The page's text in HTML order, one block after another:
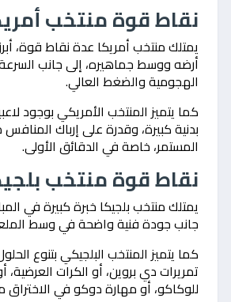
نقاط قوة منتخب
يمتلك منتخب أمريكا عدة نقاط قوة،
أرضه ووسط جماهيره، إلى جانب
الهجومية والضغط العالي.
كما يتميز المنتخب الأمريكي بوجود
بدنية كبيرة، وقدرة على إرباك
المستمر، خاصة في الدقائق الأولى.
نقاط قوة منتخب
يمتلك منتخب بلجيكا خبرة كبيرة في
جانب جودة فنية واضحة في وسط
كما يتميز المنتخب البلجيكي بتنوع
تمريرات دي بروين، أو الكرات العرضية،
للوكاكو، أو مهارة دوكو في الاختراق